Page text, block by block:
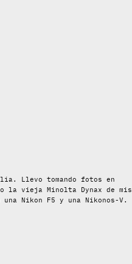
Llevo tomando fotos en
la vieja Minolta Dynax de mis
Nikon F5 y una Nikonos-V.